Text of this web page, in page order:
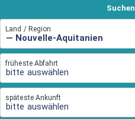
Suchen
Land / Region
früheste Abfahrt
bitte auswählen
späteste Ankunft
bitte auswählen